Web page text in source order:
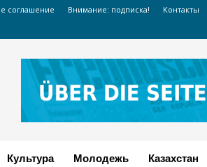
соглашение Внимание: подписка! Контакты
Культура Молодежь Казахстан